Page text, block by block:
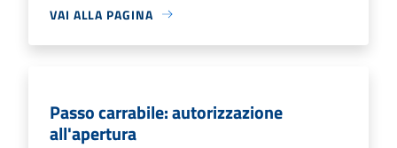
VAI ALLA PAGINA
Passo carrabile: autorizzazione
all'apertura